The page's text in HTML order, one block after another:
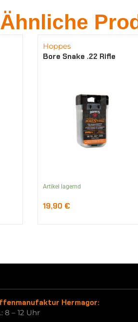
Ähnliche
Hoppes
Bore Snake .22 Rifle
Artikel lagernd
19,90 €
Hermagor:
8 – 12 Uhr